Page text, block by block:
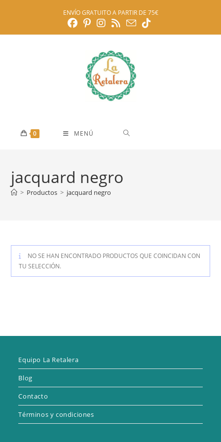
ENVÍO GRATUITO A PARTIR DE 75€
0 MENÚ
jacquard negro
> Productos > jacquard negro
NO SE HAN ENCONTRADO PRODUCTOS QUE COINCIDAN CON
TU SELECCIÓN.
Equipo La Retalera
Blog
Contacto
Términos y condiciones